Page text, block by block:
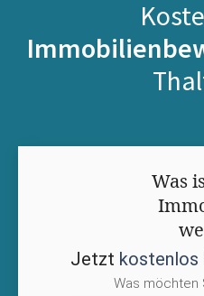
Was
Jetzt kostenlos
Was möchten